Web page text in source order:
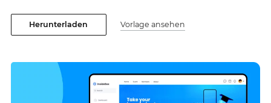
Herunterladen Vorlage ansehen